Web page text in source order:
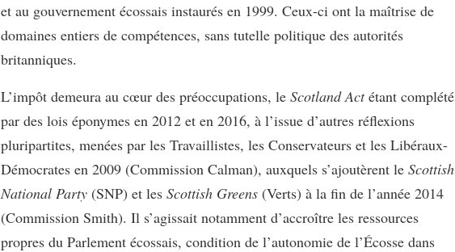
et au gouvernement écossais instaurés en 1999. Ceux-ci ont la maîtrise de
domaines entiers de compétences, sans tutelle politique des autorités
britanniques.
L’impôt demeura au cœur des préoccupations, le Scotland Actétant complété
par des lois éponymes en 2012 et en 2016, à l’issue d’autres réflexions
pluripartites, menées par les Travaillistes, les Conservateurs et les Libéraux-
Démocrates en 2009 (Commission Calman), auxquels s’ajoutèrent le Scottish
National Party (SNP) et les Scottish Greens (Verts) à la fin de l’année 2014
(Commission Smith). Il s’agissait notamment d’accroître les ressources
propres du Parlement écossais, condition de l’autonomie de l’Écosse dans